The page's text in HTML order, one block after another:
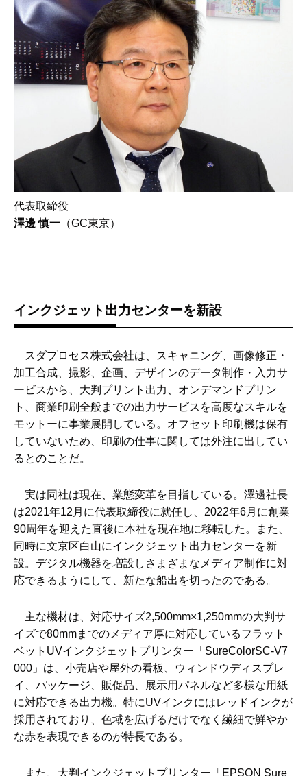
代表取締役
澤邊 慎一 （GC東京）
インクジェット出力センターを新設
スダプロセス株式会社は、スキャニング、画像修正・
加工合成、撮影、企画、デザインのデータ制作・入力サ
ービスから、大判プリント出力、オンデマンドプリン
ト、商業印刷全般までの出力サービスを高度なスキルを
モットーに事業展開している。オフセット印刷機は保有
していないため、印刷の仕事に関しては外注に出してい
るとのことだ。
実は同社は現在、業態変革を目指している。澤邊社長
は2021年12月に代表取締役に就任し、2022年6月に創業
90周年を迎えた直後に本社を現在地に移転した。また、
同時に文京区白山にインクジェット出力センターを新
設。デジタル機器を増設しさまざまなメディア制作に対
応できるようにして、新たな船出を切ったのである。
主な機材は、対応サイズ2,500mm×1,250mmの大判サ
イズで80mmまでのメディア厚に対応しているフラット
ベットUVインクジェットプリンター「SureColorSC-V7
000」は、小売店や屋外の看板、ウィンドウディスプレ
イ、パッケージ、販促品、展示用パネルなど多様な用紙
に対応できる出力機。特にUVインクにはレッドインクが
採用されており、色域を広げるだけでなく繊細で鮮やか
な赤を表現できるのが特長である。
また、大判インクジェットプリンター「EPSON Sure